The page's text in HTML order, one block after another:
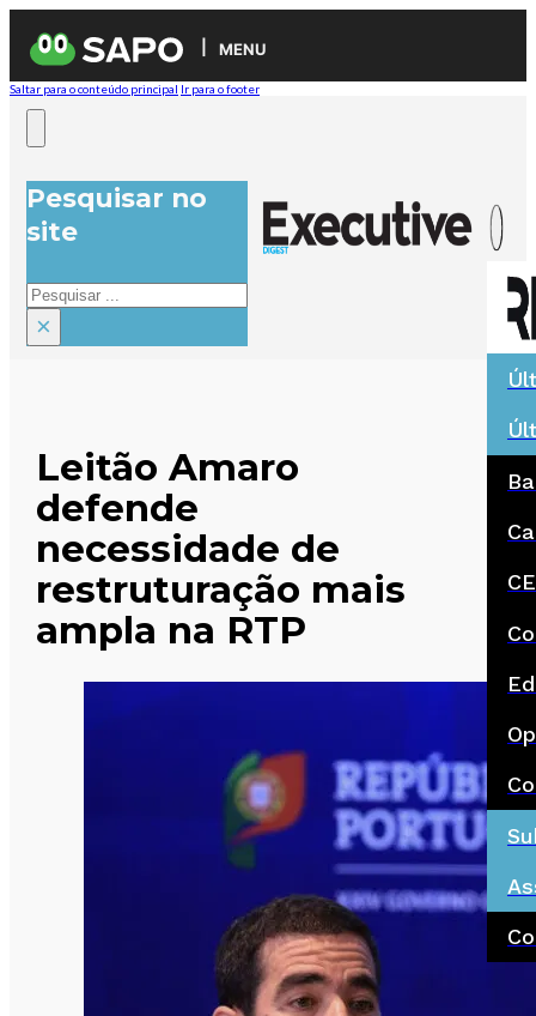
MENU
Saltar para o conteúdo principal Ir para o footer
Pesquisar no
site
Pesquisar
×
Leitão Amaro
defende
necessidade de
restruturação mais
ampla na RTP